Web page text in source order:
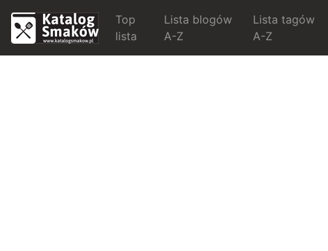
Top
lista
Lista blogów
A-Z
Lista tagów
A-Z